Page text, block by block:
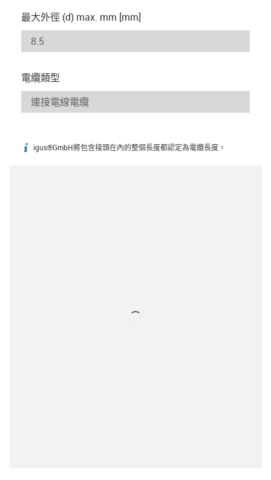
最大外徑 (d) max. mm [mm]
電纜類型
igus-icon-info
igus®GmbH將包含接頭在內的整個長度都認定為電纜長度。